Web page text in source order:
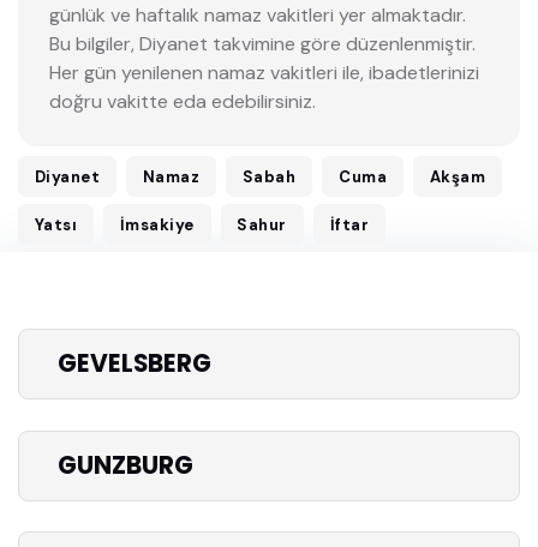
günlük ve haftalık namaz vakitleri yer almaktadır.
Bu bilgiler, Diyanet takvimine göre düzenlenmiştir.
Her gün yenilenen namaz vakitleri ile, ibadetlerinizi
doğru vakitte eda edebilirsiniz.
Diyanet Namaz Sabah Cuma Akşam
Yatsı İmsakiye Sahur İftar
GEVELSBERG
GUNZBURG